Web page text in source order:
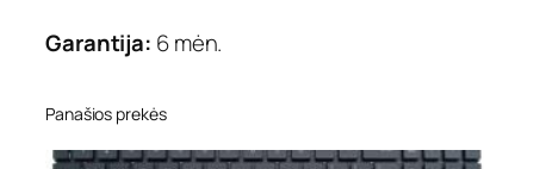
Garantija: 6 mėn.
Panašios prekės